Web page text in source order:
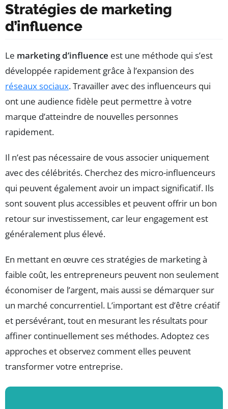
Stratégies de marketing
d’influence
Le marketing d’influence est une méthode qui s’est
développée rapidement grâce à l’expansion des
réseaux sociaux. Travailler avec des influenceurs qui
ont une audience fidèle peut permettre à votre
marque d’atteindre de nouvelles personnes
rapidement.
Il n’est pas nécessaire de vous associer uniquement
avec des célébrités. Cherchez des micro-influenceurs
qui peuvent également avoir un impact significatif. Ils
sont souvent plus accessibles et peuvent offrir un bon
retour sur investissement, car leur engagement est
généralement plus élevé.
En mettant en œuvre ces stratégies de marketing à
faible coût, les entrepreneurs peuvent non seulement
économiser de l’argent, mais aussi se démarquer sur
un marché concurrentiel. L’important est d’être créatif
et persévérant, tout en mesurant les résultats pour
affiner continuellement ses méthodes. Adoptez ces
approches et observez comment elles peuvent
transformer votre entreprise.